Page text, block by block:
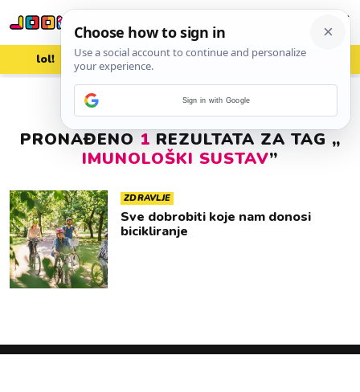
lol! aww vrh! woot?!
PRONAĐENO 1 REZULTATA ZA TAG „
IMUNOLOŠKI SUSTAV”
ZDRAVLJE
Sve dobrobiti koje nam donosi
bicikliranje
Sign in with Google